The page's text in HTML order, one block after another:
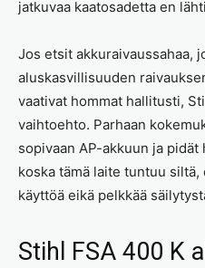
jatkuvaa kaatosadetta en
Jos etsit akkuraivaussahaa,
aluskasvillisuuden
vaativat hommat hallitusti,
vaihtoehto. Parhaan
sopivaan AP-akkuun ja
koska tämä laite tuntuu
käyttöä eikä pelkkää
Stihl FSA 400 K